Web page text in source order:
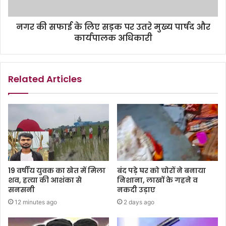
नगर की सफाई के लिए सड़क पर उतरे मुख्य पार्षद और
कार्यपालक अधिकारी
Related Articles
19 वर्षीय युवक का खेत में मिला
शव, हत्या की आशंका से
सनसनी
12 minutes ago
बंद पड़े घर को चोरों ने बनाया
निशाना, लाखों के गहने व
नकदी उड़ाए
2 days ago